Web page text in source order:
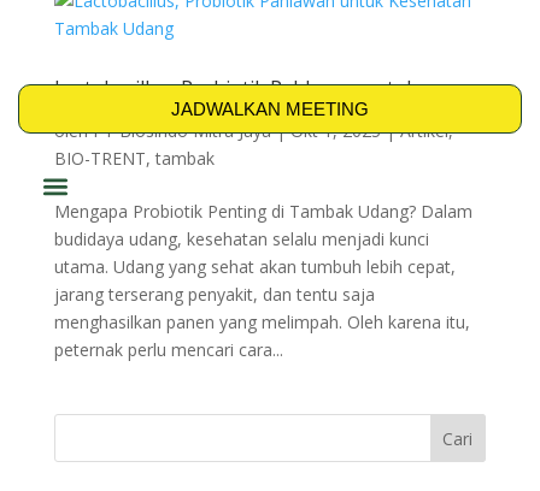
JADWALKAN MEETING
Lactobacillus, Probiotik Pahlawan untuk
Kesehatan Tambak Udang
olehPT Biosindo Mitra Jaya|Okt 1, 2025|Artikel,
BIO-TRENT,tambak
Mengapa Probiotik Penting di Tambak Udang? Dalam
budidaya udang, kesehatan selalu menjadi kunci
utama. Udang yang sehat akan tumbuh lebih cepat,
jarang terserang penyakit, dan tentu saja
menghasilkan panen yang melimpah. Oleh karena itu,
peternak perlu mencari cara...
Cari